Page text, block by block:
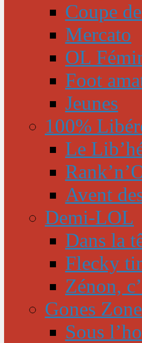
Coupe
Mercato
OL
Foot
Jeunes
100%
Le
Avent
Demi-LOL
Dans la
Flecky
Zénon,
Gones Zone
Sous